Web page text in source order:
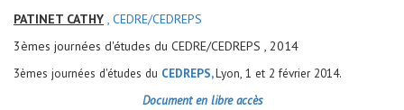
PATINET CATHY , CEDRE/CEDREPS
3èmes journées d'études du CEDRE/CEDREPS , 2014
3èmes journées d'études du CEDREPS,Lyon, 1 et 2 février 2014.
Document en libre accès